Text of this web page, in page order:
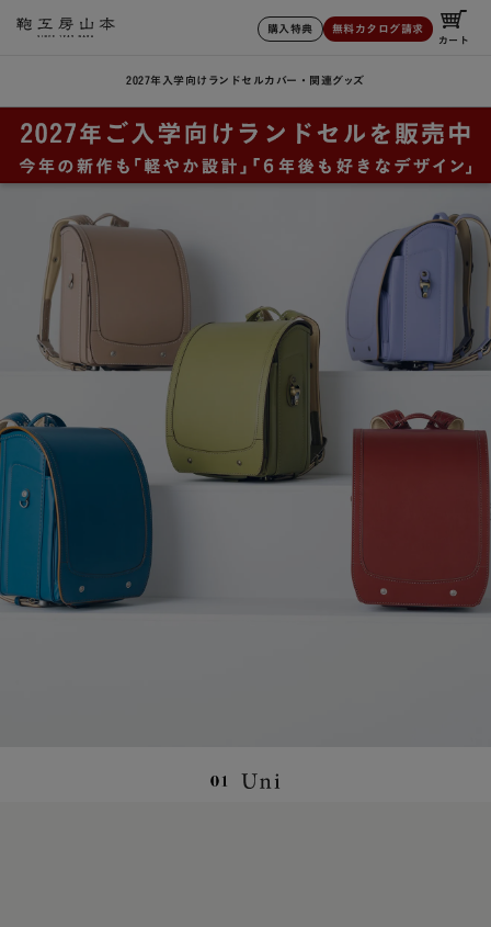
購入特典 無料カタログ請求
カート
2027年入学向けランドセル カバー・関連グッズ